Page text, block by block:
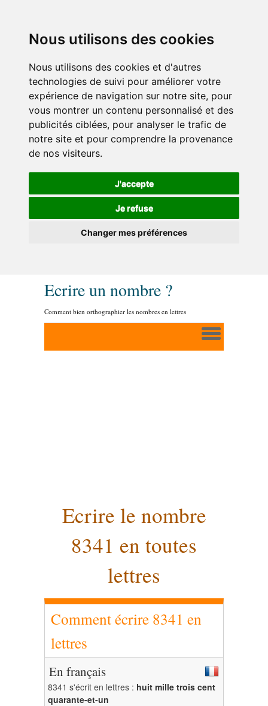
Nous utilisons des cookies
Nous utilisons des cookies et d'autres
technologies de suivi pour améliorer votre
expérience de navigation sur notre site, pour
vous montrer un contenu personnalisé et des
publicités ciblées, pour analyser le trafic de
notre site et pour comprendre la provenance
de nos visiteurs.
J'accepte
Je refuse
Changer mes préférences
Ecrire un nombre ?
Comment bien orthographier les nombres en lettres
Ecrire le nombre
8341 en toutes
lettres
Comment écrire 8341 en
lettres
En français
8341 s'écrit en lettres : huit mille trois cent
quarante-et-un